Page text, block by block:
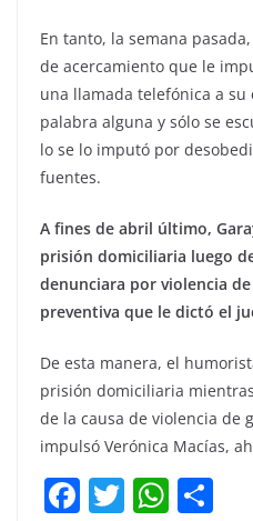
En tanto, la semana
de acercamiento que le
una llamada telefónica a
palabra alguna y sólo se
lo se lo imputó por
fuentes.
A fines de abril último,
prisión domiciliaria luego
denunciara por violencia
preventiva que le dictó el
De esta manera, el
prisión domiciliaria
de la causa de violencia de
impulsó Verónica Macías,
F T W